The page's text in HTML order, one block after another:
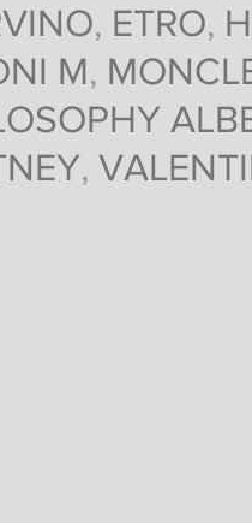
, ETRO,
M,
,